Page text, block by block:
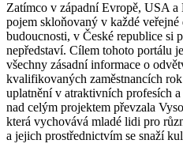
Zatímco v západní Evropě, USA
pojem skloňovaný v každé
budoucnosti, v České republice si
nepředstaví. Cílem tohoto portálu
všechny zásadní informace o
kvalifikovaných zaměstnancích
uplatnění v atraktivních profesích
nad celým projektem převzala
která vychovává mladé lidi pro
a jejich prostřednictvím se snaží